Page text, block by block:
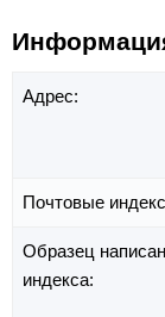
Адрес:
Почтовые
Образец
индекса: